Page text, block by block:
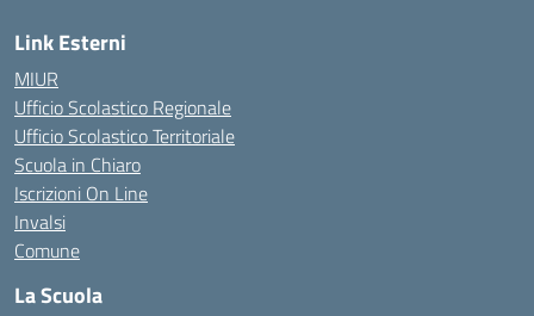
Link Esterni
MIUR
Ufficio Scolastico Regionale
Ufficio Scolastico Territoriale
Scuola in Chiaro
Iscrizioni On Line
Invalsi
Comune
La Scuola